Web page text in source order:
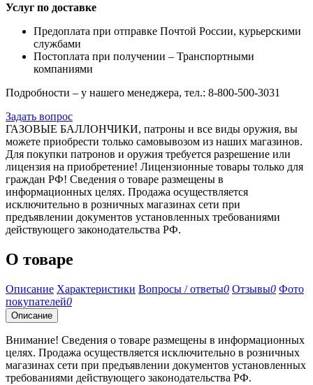
Услуг по доставке
Предоплата при отправке Почтой России, курьерскими
службами
Постоплата при получении – Транспортными
компаниями
Подробности – у нашего менеджера, тел.: 8-800-500-3031
Задать вопрос
ГАЗОВЫЕ БАЛЛОНЧИКИ, патроны и все виды оружия, вы
можете приобрести только самовывозом из наших магазинов.
Для покупки патронов и оружия требуется разрешение или
лицензия на приобретение! Лицензионные товары только для
граждан РФ! Сведения о товаре размещены в
информационных целях. Продажа осуществляется
исключительно в розничных магазинах сети при
предъявлении документов установленных требованиями
действующего законодательства РФ.
О товаре
Описание Характеристики Вопросы / ответы0 Отзывы0 Фото
покупателей0
Описание
Внимание! Сведения о товаре размещены в информационных
целях. Продажа осуществляется исключительно в розничных
магазинах сети при предъявлении документов установленных
требованиями действующего законодательства РФ.